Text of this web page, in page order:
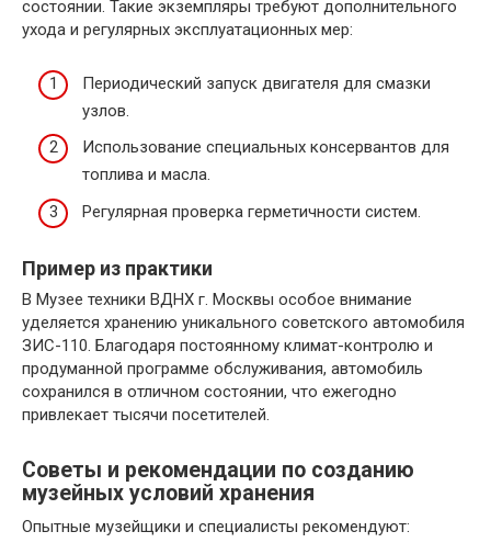
состоянии. Такие экземпляры требуют дополнительного
ухода и регулярных эксплуатационных мер:
Периодический запуск двигателя для смазки
узлов.
Использование специальных консервантов для
топлива и масла.
Регулярная проверка герметичности систем.
Пример из практики
В Музее техники ВДНХ г. Москвы особое внимание
уделяется хранению уникального советского автомобиля
ЗИС-110. Благодаря постоянному климат-контролю и
продуманной программе обслуживания, автомобиль
сохранился в отличном состоянии, что ежегодно
привлекает тысячи посетителей.
Советы и рекомендации по созданию
музейных условий хранения
Опытные музейщики и специалисты рекомендуют: